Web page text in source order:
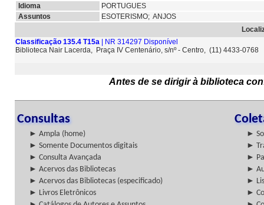
Idioma
PORTUGUES
Assuntos
ESOTERISMO; ANJOS
Classificação 135.4 T15a | NR 314297 Disponível
Biblioteca Nair Lacerda, Praça IV Centenário, s/nº - Centro, (11) 4433-0768
Antes de se dirigir à biblioteca
Consultas
► Ampla (home)
►
► Somente Documentos digitais
►
► Consulta Avançada
►
► Acervos das Bibliotecas
►
► Acervos das Bibliotecas (especificado)
►
► Livros Eletrônicos
►